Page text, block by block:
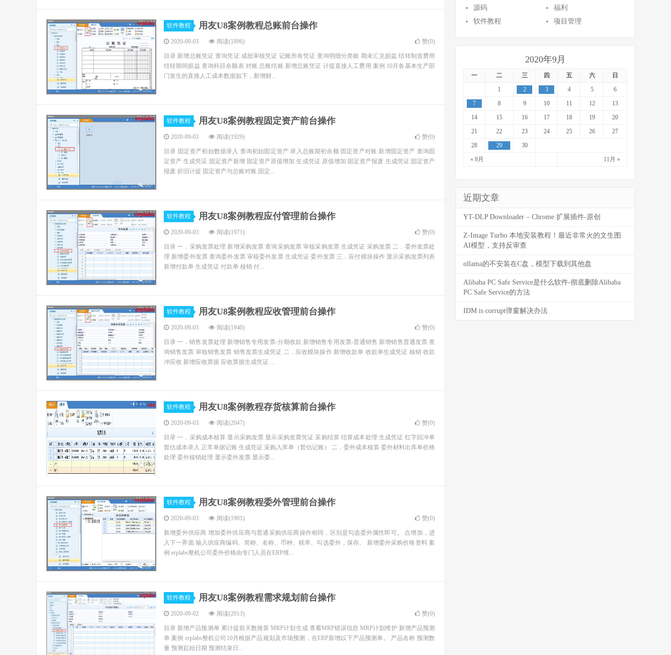
软件教程 用友U8案例教程总账前台操作
2020-09-03 阅读(1896) 赞(0)
目录 新增总账凭证 查询凭证 成批审核凭证 记账所有凭证 查询明细分类账 期未汇兑损益 结转制造费用
结转期间损益 查询科目余额表 对账 总账结账 新增总账凭证 计提直接人工费用 案例 10月各基本生产部
门发生的直接人工成本数据如下，新增财...
软件教程 用友U8案例教程固定资产前台操作
2020-09-03 阅读(1929) 赞(0)
目录 固定资产初始数据录入 查询初始固定资产 录入总账期初余额 固定资产对账 新增固定资产 查询固
定资产 生成凭证 固定资产新增 固定资产原值增加 生成凭证 原值增加 固定资产报废 生成凭证 固定资产
报废 折旧计提 固定资产与总账对账 固定...
软件教程 用友U8案例教程应付管理前台操作
2020-09-03 阅读(1971) 赞(0)
目录 一．采购发票处理 新增采购发票 查询采购发票 审核采购发票 生成凭证 采购发票 二．委外发票处
理 新增委外发票 查询委外发票 审核委外发票 生成凭证 委外发票 三．应付模块操作 显示采购发票列表
新增付款单 生成凭证 付款单 核销 付...
软件教程 用友U8案例教程应收管理前台操作
2020-09-03 阅读(1940) 赞(0)
目录 一．销售发票处理 新增销售专用发票-分期收款 新增销售专用发票-普通销售 新增销售普通发票 查
询销售发票 审核销售发票 销售发票生成凭证 二．应收模块操作 新增收款单 收款单生成凭证 核销 收款
冲应收 新增应收票据 应收票据生成凭证 ...
软件教程 用友U8案例教程存货核算前台操作
2020-09-03 阅读(2047) 赞(0)
目录 一．采购成本核算 显示采购发票 显示采购发票凭证 采购结算 结算成本处理 生成凭证 红字回冲单
暂估成本录入 正常单据记账 生成凭证 采购入库单（暂估记账） 二．委外成本核算 委外材料出库单价格
处理 委外核销处理 显示委外发票 显示委...
软件教程 用友U8案例教程委外管理前台操作
2020-09-03 阅读(1901) 赞(0)
新增委外供应商 增加委外供应商与普通采购供应商操作相同，区别是勾选委外属性即可。 点增加，进
入下一界面 输入供应商编码、简称、名称、币种、税率、勾选委外，保存。 新增委外采购价格资料 案
例 erplabs整机公司委外价格由专门人员在ERP维...
软件教程 用友U8案例教程需求规划前台操作
2020-09-02 阅读(2013) 赞(0)
目录 新增产品预测单 累计提前天数推算 MRP计划生成 查看MRP错误信息 MRP计划维护 新增产品预测
单 案例 erplabs整机公司10月根据产品规划及市场预测，在ERP新增以下产品预测单。 产品名称 预测数
量 预测起始日期 预测结束日...
源码
福利
软件教程
项目管理
2020年9月
一 二 三 四 五 六 日
« 8月 11月 »
1 2 3 4 5
6
7
8 9 10 11 12
13
14
15 16 17 18 19
20
21
22 23 24 25 26
27
28
29 30
近期文章
YT-DLP Downloader – Chrome 扩展插件-原创
Z-Image Turbo 本地安装教程！最近非常火的文生图
AI模型，支持反审查
ollama的不安装在C盘，模型下载到其他盘
Alibaba PC Safe Service是什么软件-彻底删除Alibaba
PC Safe Service的方法
IDM is corrupt弹窗解决办法